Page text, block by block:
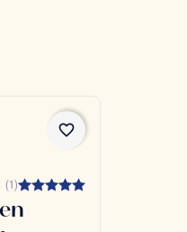
favorite_border
(1)